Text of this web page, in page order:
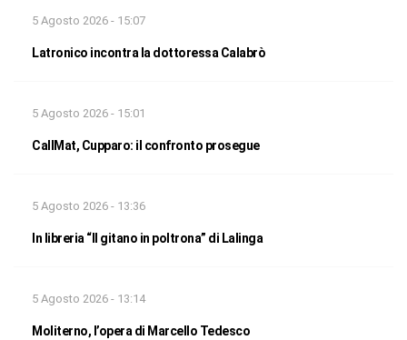
5 Agosto 2026 - 15:07
Latronico incontra la dottoressa Calabrò
5 Agosto 2026 - 15:01
CallMat, Cupparo: il confronto prosegue
5 Agosto 2026 - 13:36
In libreria “Il gitano in poltrona” di Lalinga
5 Agosto 2026 - 13:14
Moliterno, l’opera di Marcello Tedesco